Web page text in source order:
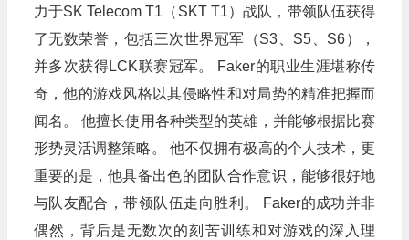
力于SK Telecom T1（SKT T1）战队，带领队伍获得
了无数荣誉，包括三次世界冠军（S3、S5、S6），
并多次获得LCK联赛冠军。 Faker的职业生涯堪称传
奇，他的游戏风格以其侵略性和对局势的精准把握而
闻名。 他擅长使用各种类型的英雄，并能够根据比赛
形势灵活调整策略。 他不仅拥有极高的个人技术，更
重要的是，他具备出色的团队合作意识，能够很好地
与队友配合，带领队伍走向胜利。 Faker的成功并非
偶然，背后是无数次的刻苦训练和对游戏的深入理